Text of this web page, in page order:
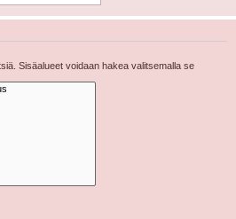
Sisäalueet voidaan hakea valitsemalla se